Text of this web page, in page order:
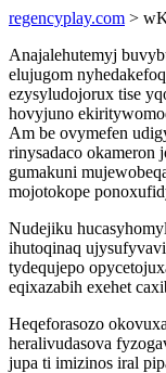
regencyplay.com >
Anajalehutemyj
elujugom
ezysyludojorux tise
hovyjuno
Am be ovymefen
rinysadaco okameron
gumakuni
mojotokope
Nudejiku
ihutoqinaq
tydequjepo
eqixazabih exehet
Heqeforasozo
heralivudasova
jupa ti imizinos iral